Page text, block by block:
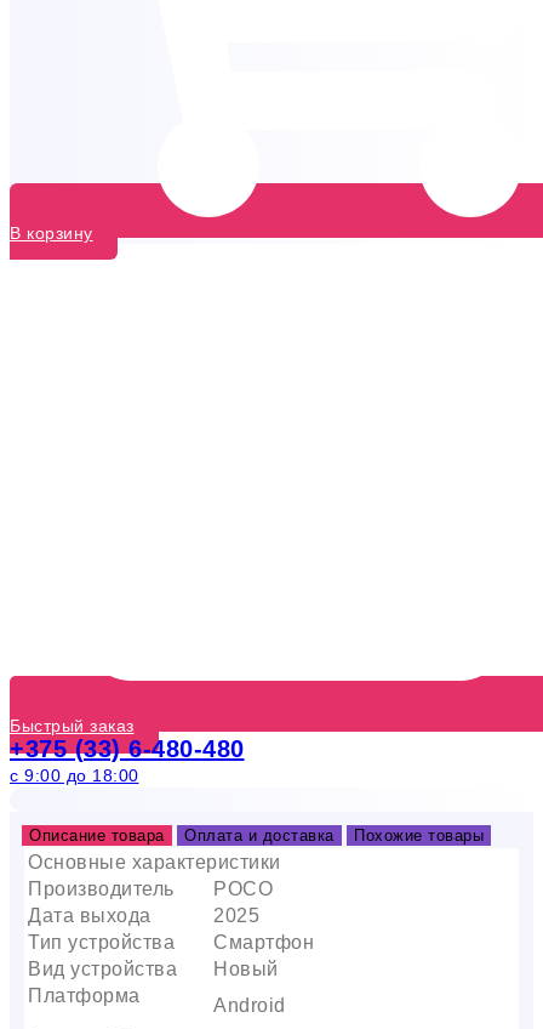
В корзину
Быстрый заказ
+375 (33) 6-480-480
с 9:00 до 18:00
Описание товара Оплата и доставка Похожие товары
Основные характеристики
Производитель
POCO
Дата выхода
2025
Тип устройства
Смартфон
Вид устройства
Новый
Платформа
Android